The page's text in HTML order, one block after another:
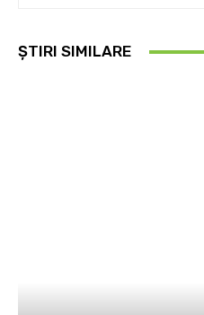
ȘTIRI SIMILARE